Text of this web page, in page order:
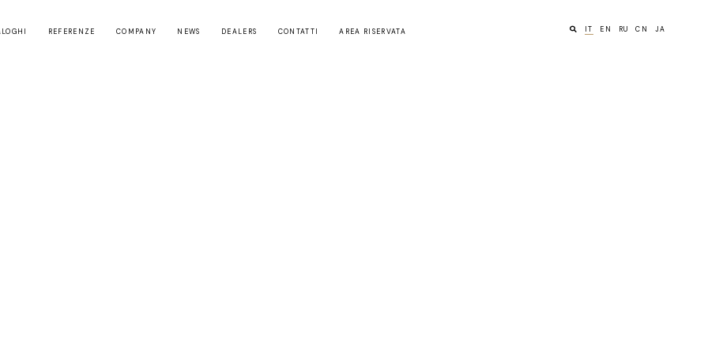
REFERENZE COMPANY NEWS DEALERS CONTATTI AREA RISERVATA IT EN RU CN JA